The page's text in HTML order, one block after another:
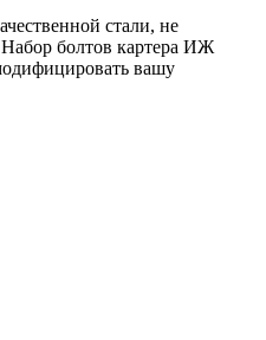
стали, не
болтов картера ИЖ
вашу